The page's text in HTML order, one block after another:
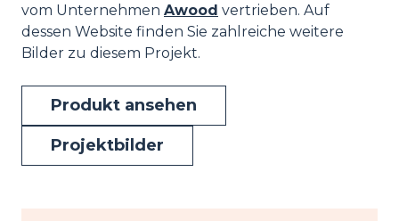
vom Unternehmen Awood vertrieben. Auf
dessen Website finden Sie zahlreiche weitere
Bilder zu diesem Projekt.
Produkt ansehen
Projektbilder